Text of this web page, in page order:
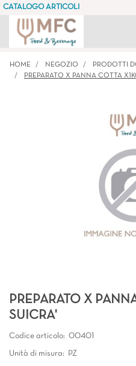
CATALOGO ARTICOLI
HOME NEGOZIO PRODOTTI
PREPARATO X PANNA COTTA
PREPARATO X
SUICRA'
Codice articolo: 00401
Unità di misura: PZ